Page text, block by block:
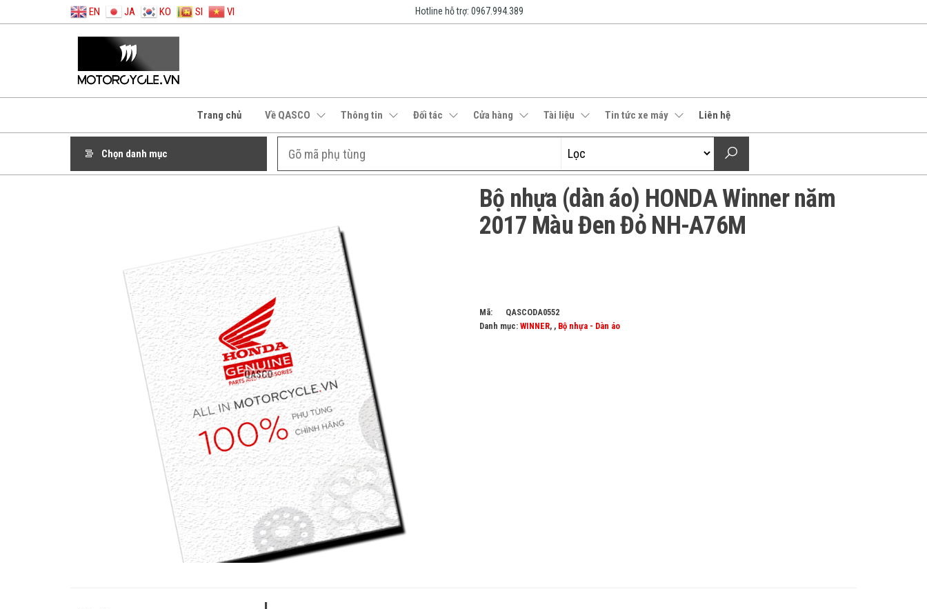
EN JA KO SI VI Hotline hỗ trợ: 0967.994.389
Trang chủ Về QASCO Thông tin Đối tác Cửa hàng Tài liệu Tin tức xe máy Liên hệ
Chọn danh mục
QASCO
Bộ nhựa (dàn áo) HONDA Winner năm
2017 Màu Đen Đỏ NH-A76M
Mã:
QASCODA0552
Danh mục: WINNER, , Bộ nhựa - Dàn áo